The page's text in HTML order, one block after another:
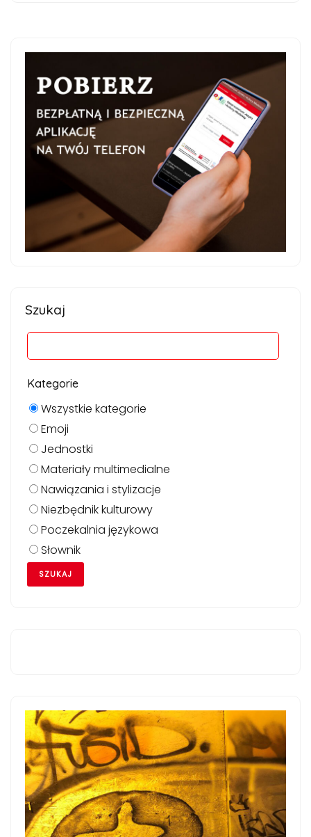
Szukaj
Kategorie
Wszystkie kategorie
Emoji
Jednostki
Materiały multimedialne
Nawiązania i stylizacje
Niezbędnik kulturowy
Poczekalnia językowa
Słownik